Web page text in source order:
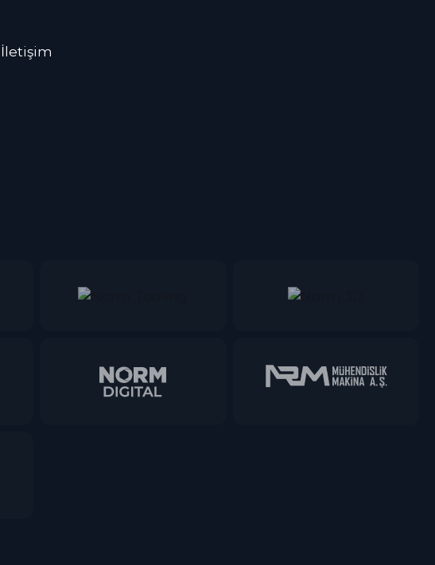
İletişim